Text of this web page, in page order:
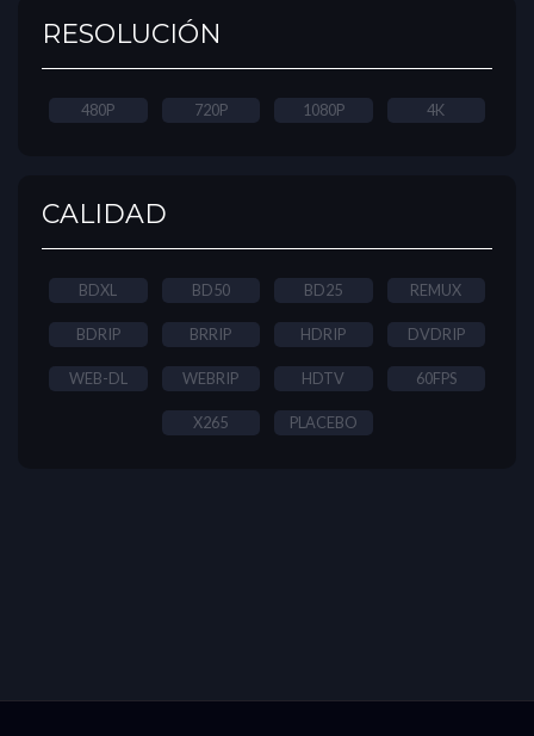
RESOLUCIÓN
480P 720P 1080P 4K
CALIDAD
BDXL BD50 BD25 REMUX
BDRIP BRRIP HDRIP DVDRIP
WEB-DL WEBRIP HDTV 60FPS
X265 PLACEBO